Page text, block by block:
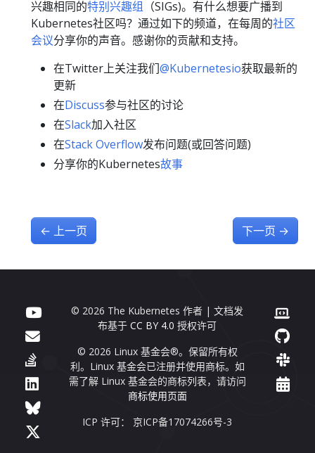
兴趣相同的特别兴趣组 （SIGs)。有什么想要广播到
Kubernetes社区吗？通过如下的频道，在每周的社区
会议分享你的声音。感谢你的贡献和支持。
在Twitter上关注我们@Kubernetesio获取最新的
更新
在Discuss参与社区的讨论
在Slack加入社区
在Stack Overflow发布问题(或回答问题)
分享你的Kubernetes故事
← 上一页 下一页 →
© 2026 The Kubernetes 作者 | 文档发
布基于CC BY 4.0 授权许可
© 2026 Linux 基金会®。保留所有权
利。Linux 基金会已注册并使用商标。如
需了解 Linux 基金会的商标列表，请访问
商标使用页面
ICP 许可： 京ICP备17074266号-3